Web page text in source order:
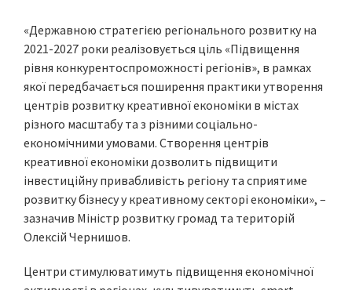
«Державною стратегією регіонального розвитку на
2021-2027 роки реалізовується ціль «Підвищення
рівня конкурентоспроможності регіонів», в рамках
якої передбачається поширення практики утворення
центрів розвитку креативної економіки в містах
різного масштабу та з різними соціально-
економічними умовами. Створення центрів
креативної економіки дозволить підвищити
інвестиційну привабливість регіону та сприятиме
розвитку бізнесу у креативному секторі економіки», –
зазначив Міністр розвитку громад та територій
Олексій Чернишов.
Центри стимулюватимуть підвищення економічної